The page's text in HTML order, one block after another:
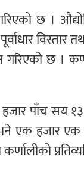
छ ।
छ ।
पाँच सय
भने एक हजार